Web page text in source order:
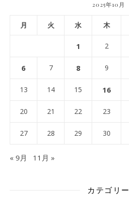
2025年10月
月 火 水 木
1 2
6 7 8 9
13 14 15 16
20 21 22 23
27 28 29 30
« 9月 11月 »
カテゴリー